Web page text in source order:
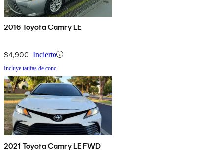
2016 Toyota Camry LE
$4,900 Incierto
Incluye tarifas de conc.
2021 Toyota Camry LE FWD